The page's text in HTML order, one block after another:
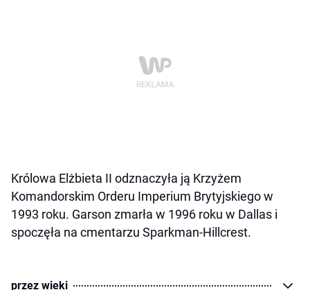
Królowa Elżbieta II odznaczyła ją Krzyżem
Komandorskim Orderu Imperium Brytyjskiego w
1993 roku. Garson zmarła w 1996 roku w Dallas i
spoczęła na cmentarzu Sparkman-Hillcrest.
przez wieki